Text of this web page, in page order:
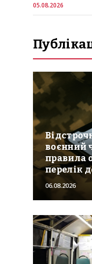
05.08.2026
воєнний
правила
перелік
06.08.2026